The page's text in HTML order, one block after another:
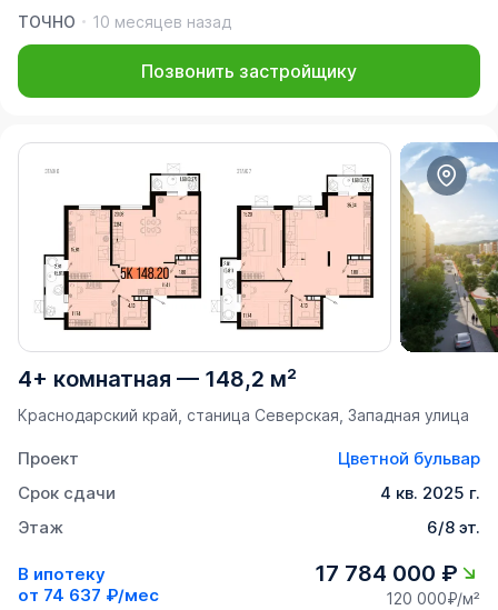
ТОЧНО
10 месяцев назад
Позвонить застройщику
4+ комнатная — 148,2 м²
Краснодарский край, станица Северская, Западная улица
Проект
Цветной бульвар
Срок сдачи
4 кв. 2025 г.
Этаж
6/8 эт.
В ипотеку
от 74 637 ₽/мес
17 784 000 ₽
120 000₽/м²